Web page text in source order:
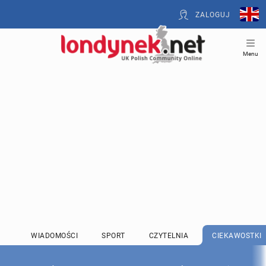
ZALOGUJ
Menu
WIADOMOŚCI SPORT CZYTELNIA CIEKAWOSTKI